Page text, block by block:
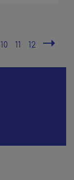
10 11 12